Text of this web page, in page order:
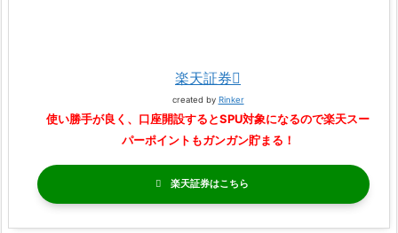
楽天証券
created by Rinker
使い勝手が良く、口座開設するとSPU対象になるので楽天スー
パーポイントもガンガン貯まる！
楽天証券